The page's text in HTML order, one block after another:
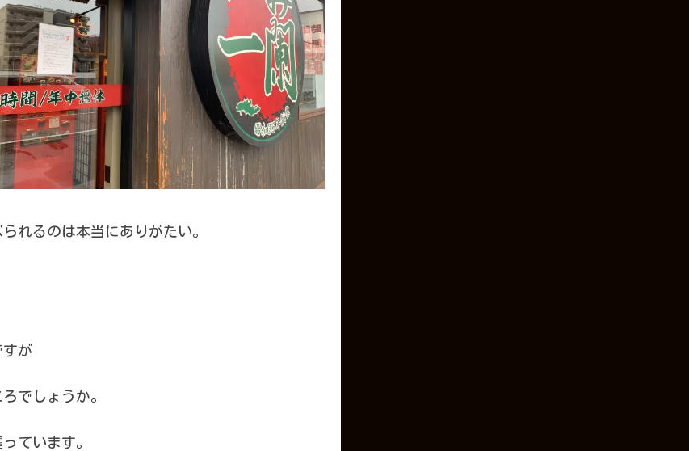
れるのは本当にありがたい。
が
でしょうか。
ています。